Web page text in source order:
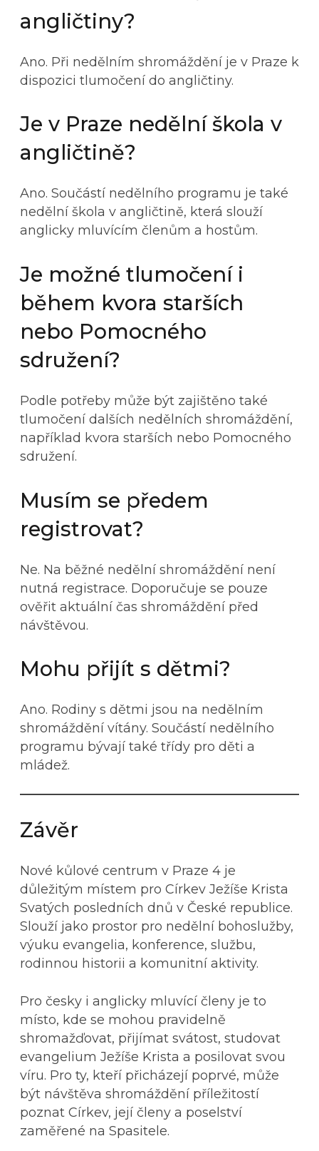
angličtiny?
Ano. Při nedělním shromáždění je v Praze k
dispozici tlumočení do angličtiny.
Je v Praze nedělní škola v
angličtině?
Ano. Součástí nedělního programu je také
nedělní škola v angličtině, která slouží
anglicky mluvícím členům a hostům.
Je možné tlumočení i
během kvora starších
nebo Pomocného
sdružení?
Podle potřeby může být zajištěno také
tlumočení dalších nedělních shromáždění,
například kvora starších nebo Pomocného
sdružení.
Musím se předem
registrovat?
Ne. Na běžné nedělní shromáždění není
nutná registrace. Doporučuje se pouze
ověřit aktuální čas shromáždění před
návštěvou.
Mohu přijít s dětmi?
Ano. Rodiny s dětmi jsou na nedělním
shromáždění vítány. Součástí nedělního
programu bývají také třídy pro děti a
mládež.
Závěr
Nové kůlové centrum v Praze 4 je
důležitým místem pro Církev Ježíše Krista
Svatých posledních dnů v České republice.
Slouží jako prostor pro nedělní bohoslužby,
výuku evangelia, konference, službu,
rodinnou historii a komunitní aktivity.
Pro česky i anglicky mluvící členy je to
místo, kde se mohou pravidelně
shromažďovat, přijímat svátost, studovat
evangelium Ježíše Krista a posilovat svou
víru. Pro ty, kteří přicházejí poprvé, může
být návštěva shromáždění příležitostí
poznat Církev, její členy a poselství
zaměřené na Spasitele.